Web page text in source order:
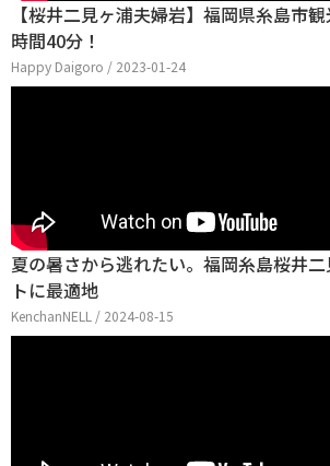
【桜井二見ヶ浦夫婦岩】福岡県糸島市
時間40分！
Happy Daigoro / 2023-01-24
夏の暑さから逃れたい。福岡糸島桜井
トに最適地
KenchanNELL / 2024-08-15